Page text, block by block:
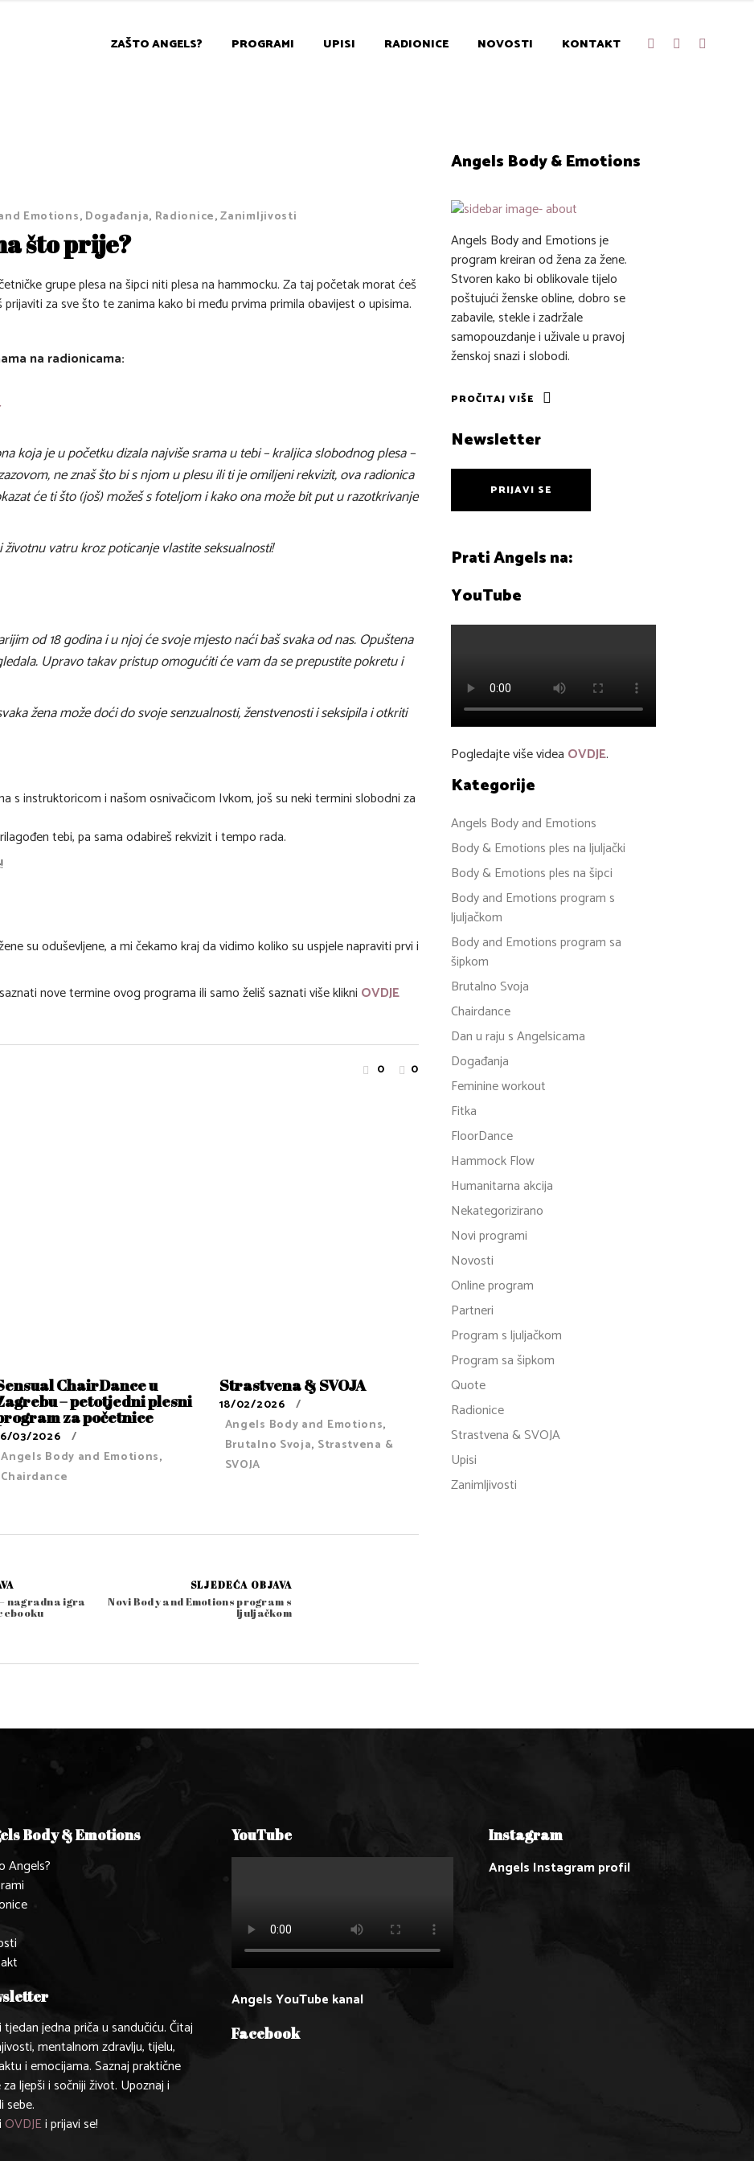
ZAŠTO ANGELS? PROGRAMI UPISI RADIONICE NOVOSTI KONTAKT
Emotions, Događanja, Radionice,Zanimljivosti
što prije?
grupe plesa na šipci niti plesa na hammocku. Za taj početak morat ćeš
prijaviti za sve što te zanima kako bi među prvima primila obavijest o upisima.
na radionicama:
koja je u početku dizala najviše srama u tebi – kraljica slobodnog plesa –
ne znaš što bi s njom u plesu ili ti je omiljeni rekvizit, ova radionica
će ti što (još) možeš s foteljom i kako ona može bit put u razotkrivanje
vatru kroz poticanje vlastite seksualnosti!
od 18 godina i u njoj će svoje mjesto naći baš svaka od nas. Opuštena
Upravo takav pristup omogućiti će vam da se prepustite pokretu i
žena može doći do svoje senzualnosti, ženstvenosti i seksipila i otkriti
s instruktoricom i našom osnivačicom Ivkom, još su neki termini slobodni za
tebi, pa sama odabireš rekvizit i tempo rada.
su oduševljene, a mi čekamo kraj da vidimo koliko su uspjele napraviti prvi i
nove termine ovog programa ili samo želiš saznati više klikni OVDJE
0 0
ChairDance u
– petotjedni plesni
za početnice
03/2026
Angels Body and Emotions,
Chairdance
Strastvena & SVOJA
18/02/2026
Angels Body and Emotions,
Brutalno Svoja, Strastvena &
SVOJA
nagradna igra
SLJEDEĆA OBJAVA
Novi Body and Emotions program s
ljuljačkom
Angels Body & Emotions
Angels Body and Emotions je
program kreiran od žena za žene.
Stvoren kako bi oblikovale tijelo
poštujući ženske obline, dobro se
zabavile, stekle i zadržale
samopouzdanje i uživale u pravoj
ženskoj snazi i slobodi.
PROČITAJ VIŠE
Newsletter
PRIJAVI SE
Prati Angels na:
YouTube
Pogledajte više videa OVDJE.
Kategorije
Angels Body and Emotions
Body & Emotions ples na ljuljački
Body & Emotions ples na šipci
Body and Emotions program s
ljuljačkom
Body and Emotions program sa
šipkom
Brutalno Svoja
Chairdance
Dan u raju s Angelsicama
Događanja
Feminine workout
Fitka
FloorDance
Hammock Flow
Humanitarna akcija
Nekategorizirano
Novi programi
Novosti
Online program
Partneri
Program s ljuljačkom
Program sa šipkom
Quote
Radionice
Strastvena & SVOJA
Upisi
Zanimljivosti
Body & Emotions
Angels?
tjedan jedna priča u sandučiću. Čitaj
mentalnom zdravlju, tijelu,
i emocijama. Saznaj praktične
ljepši i sočniji život. Upoznaj i
sebe.
OVDJEi prijavi se!
YouTube
Angels YouTube kanal
Facebook
Instagram
Angels Instagram profil